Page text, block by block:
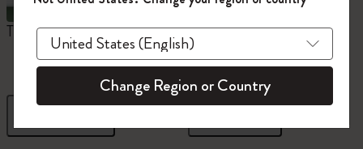
The Original Notebook
ミニノートブックチャー
ム
ァーや会員特典、さらに多くのインスピ
レーションを手に入れましょう。
今すぐ会員登録 !
Change Region or Country